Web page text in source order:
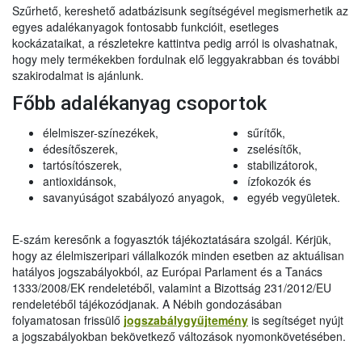
Szűrhető, kereshető adatbázisunk segítségével megismerhetik az
egyes adalékanyagok fontosabb funkcióit, esetleges
kockázataikat, a részletekre kattintva pedig arról is olvashatnak,
hogy mely termékekben fordulnak elő leggyakrabban és további
szakirodalmat is ajánlunk.
Főbb adalékanyag csoportok
élelmiszer-színezékek,
édesítőszerek,
tartósítószerek,
antioxidánsok,
savanyúságot szabályozó anyagok,
sűrítők,
zselésítők,
stabilizátorok,
ízfokozók és
egyéb vegyületek.
E-szám keresőnk a fogyasztók tájékoztatására szolgál. Kérjük,
hogy az élelmiszeripari vállalkozók minden esetben az aktuálisan
hatályos jogszabályokból, az Európai Parlament és a Tanács
1333/2008/EK rendeletéből, valamint a Bizottság 231/2012/EU
rendeletéből tájékozódjanak. A Nébih gondozásában
folyamatosan frissülő jogszabálygyűjtemény is segítséget nyújt
a jogszabályokban bekövetkező változások nyomonkövetésében.